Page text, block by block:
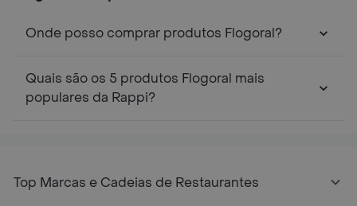
Onde posso comprar produtos Flogoral?
Quais são os 5 produtos Flogoral mais
populares da Rappi?
Top Marcas e Cadeias de Restaurantes